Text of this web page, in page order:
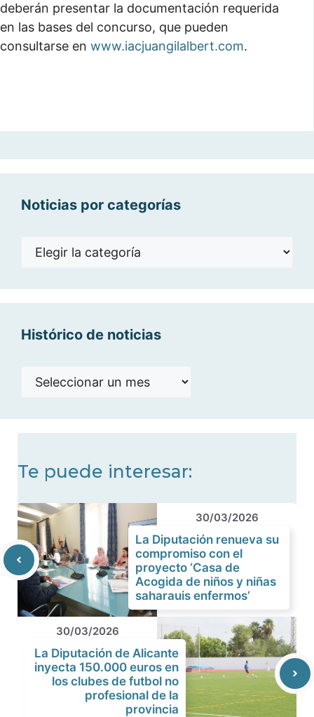
deberán presentar la documentación requerida
en las bases del concurso, que pueden
consultarse en www.iacjuangilalbert.com.
Noticias por categorías
Noticias
Histórico de noticias
Histórico
Te puede interesar:
30/03/2026
La Diputación renueva su
compromiso con el
proyecto ‘Casa de
Acogida de niños y niñas
saharauis enfermos’
30/03/2026
La Diputación de Alicante
inyecta 150.000 euros en
los clubes de futbol no
profesional de la
provincia